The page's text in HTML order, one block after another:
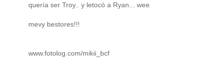
quería ser Troy.. y letocó a Ryan... wee
mevy bestores!!!
www.fotolog.com/mikii_bcf